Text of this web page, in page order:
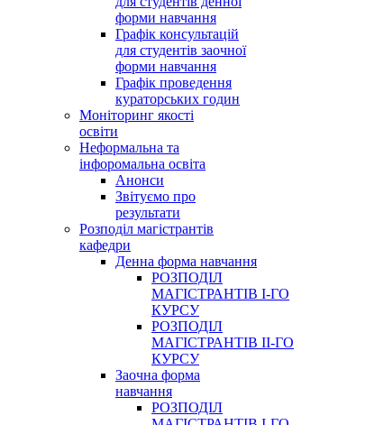
форми навчання
Графік консультацій
для студентів заочної
форми навчання
Графік проведення
кураторських годин
Моніторинг якості
освіти
Неформальна та
інфоромальна освіта
Анонси
Звітуємо про
результати
Розподіл магістрантів
кафедри
Денна форма навчання
РОЗПОДІЛ
МАГІСТРАНТІВ І-ГО
КУРСУ
РОЗПОДІЛ
МАГІСТРАНТІВ ІІ-ГО
КУРСУ
Заочна форма
навчання
РОЗПОДІЛ